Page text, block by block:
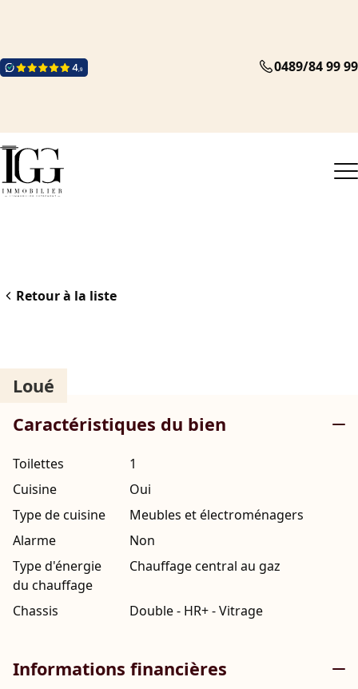
0489/84 99 99
Retour à la liste
Loué
Caractéristiques du bien
Toilettes
1
Cuisine
Oui
Type de cuisine
Meubles et électroménagers
Alarme
Non
Type d'énergie
du chauffage
Chauffage central au gaz
Chassis Double - HR+ - Vitrage
Informations financières